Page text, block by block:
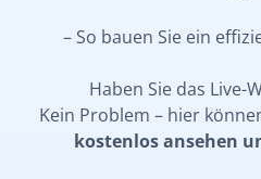
– So bauen Sie ein
Haben Sie das Live-
Kein Problem – hier
kostenlos ansehen